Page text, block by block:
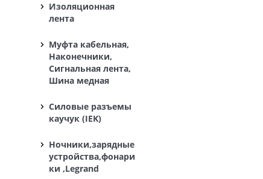
Изоляционная
лента
Муфта кабельная,
Наконечники,
Сигнальная лента,
Шина медная
Силовые разъемы
каучук (IEK)
Ночники,зарядные
устройства,фонари
ки ,Legrand